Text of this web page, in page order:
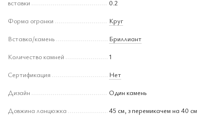
вставки
0.2
Форма огранки
Круг
Вставка/камень
Бриллиант
Количество камней
1
Сертификация
Нет
Дизайн
Один камень
Довжина ланцюжка
45 см, з перемикачем на 40 см